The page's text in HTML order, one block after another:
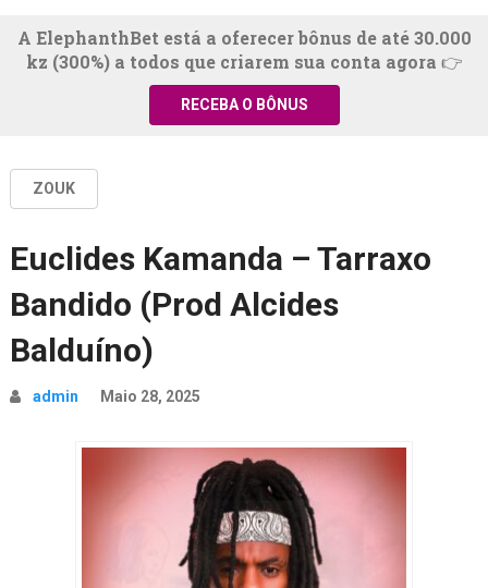
A ElephanthBet está a oferecer bônus de até 30.000
kz (300%) a todos que criarem sua conta agora 👉
RECEBA O BÔNUS
ZOUK
Euclides Kamanda – Tarraxo
Bandido (Prod Alcides
Balduíno)
admin Maio 28, 2025